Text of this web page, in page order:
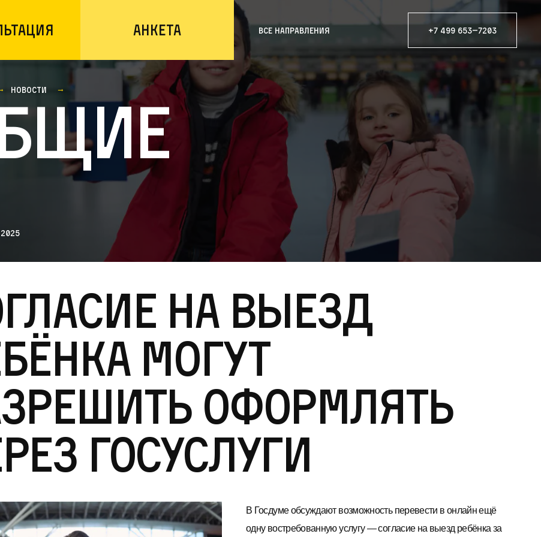
Анкета Все направления +7 499 653—7203
Новости
на выезд
могут
оформлять
Госуслуги
В Госдуме обсуждают возможность перевести в онлайн ещё
одну востребованную услугу — согласие на выезд ребёнка за